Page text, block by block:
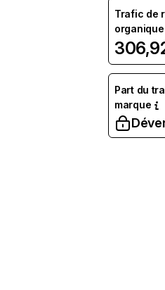
Trafic de
organique
Part du
marque